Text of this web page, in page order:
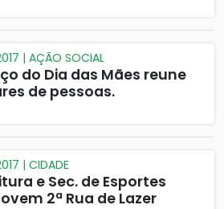
| AÇÃO SOCIAL
do Dia das Mães reune
de pessoas.
| CIDADE
e Sec. de Esportes
2ª Rua de Lazer